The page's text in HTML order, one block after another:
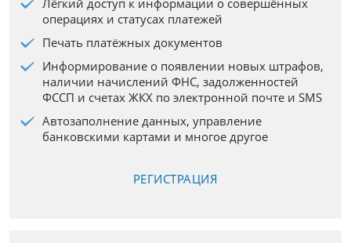
Лёгкий доступ к информации о совершённых
операциях и статусах платежей
Печать платёжных документов
Информирование о появлении новых штрафов,
наличии начислений ФНС, задолженностей
ФССП и счетах ЖКХ по электронной почте и SMS
Автозаполнение данных, управление
банковскими картами и многое другое
РЕГИСТРАЦИЯ